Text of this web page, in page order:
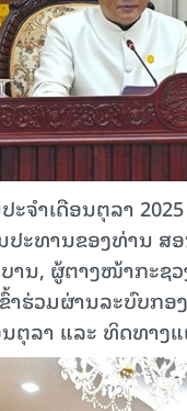
ຈຳເດືອນຕຸລາ
ປະທານຂອງທ່ານ
ນ, ຜູ້ຕາງໜ້າກະຊວ
າຮ່ວມຜ່ານລະບົບກ
ຕຸລາ ແລະ ທິດທາງ